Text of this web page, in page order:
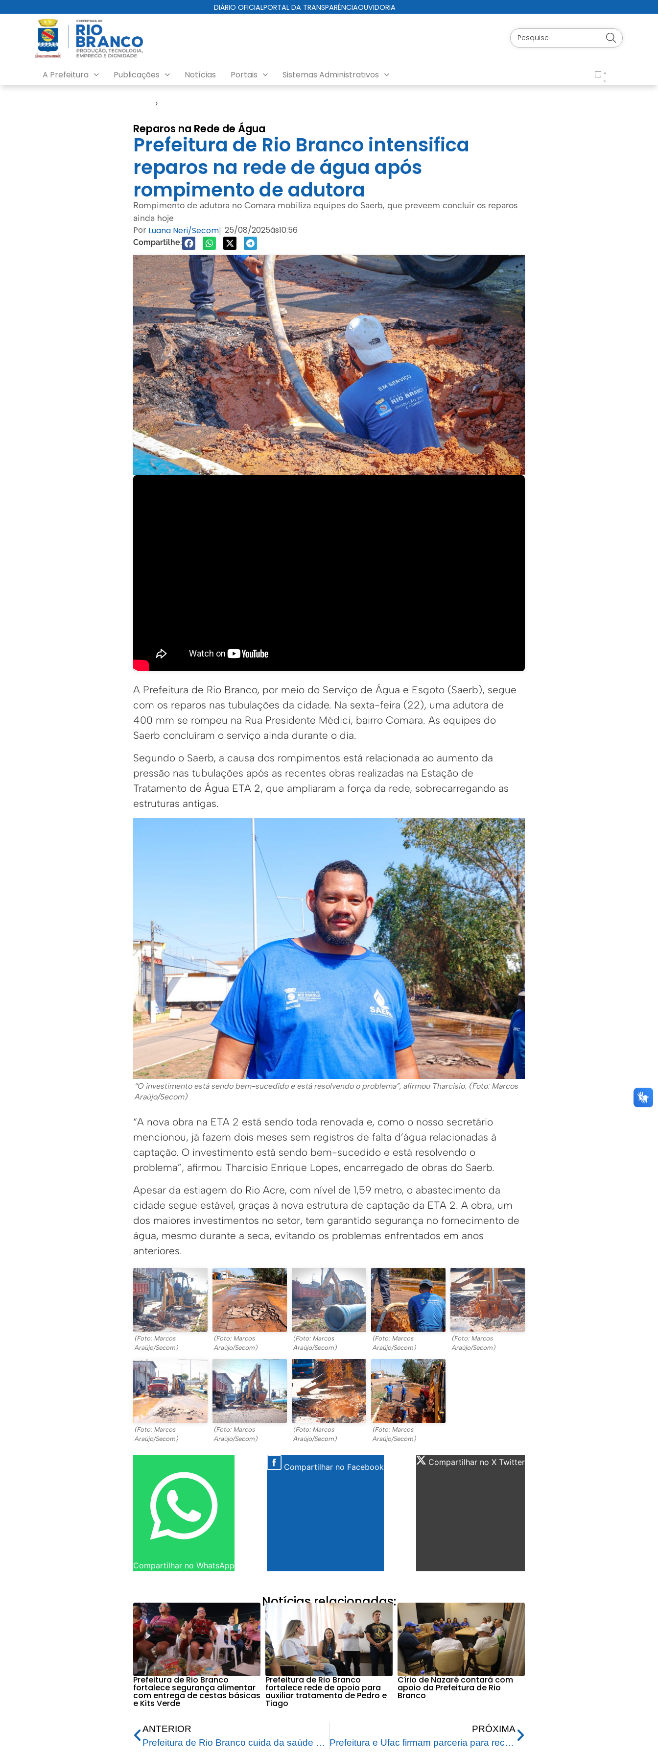
DIÁRIO OFICIALPORTAL DA TRANSPARÊNCIAOUVIDORIA
A Prefeitura Publicações Notícias Portais Sistemas Administrativos
›
Reparos na Rede de Água
Prefeitura de Rio Branco intensifica
reparos na rede de água após
rompimento de adutora
Rompimento de adutora no Comara mobiliza equipes do Saerb, que preveem concluir os reparos
ainda hoje
Por Luana Neri/Secom| 25/08/2025às10:56
Compartilhe:
A Prefeitura de Rio Branco, por meio do Serviço de Água e Esgoto (Saerb), segue
com os reparos nas tubulações da cidade. Na sexta-feira (22), uma adutora de
400 mm se rompeu na Rua Presidente Médici, bairro Comara. As equipes do
Saerb concluíram o serviço ainda durante o dia.
Segundo o Saerb, a causa dos rompimentos está relacionada ao aumento da
pressão nas tubulações após as recentes obras realizadas na Estação de
Tratamento de Água ETA 2, que ampliaram a força da rede, sobrecarregando as
estruturas antigas.
“O investimento está sendo bem-sucedido e está resolvendo o problema”, afirmou Tharcisio. (Foto: Marcos
Araújo/Secom)
“A nova obra na ETA 2 está sendo toda renovada e, como o nosso secretário
mencionou, já fazem dois meses sem registros de falta d’água relacionadas à
captação. O investimento está sendo bem-sucedido e está resolvendo o
problema”, afirmou Tharcisio Enrique Lopes, encarregado de obras do Saerb.
Apesar da estiagem do Rio Acre, com nível de 1,59 metro, o abastecimento da
cidade segue estável, graças à nova estrutura de captação da ETA 2. A obra, um
dos maiores investimentos no setor, tem garantido segurança no fornecimento de
água, mesmo durante a seca, evitando os problemas enfrentados em anos
anteriores.
(Foto: Marcos
Araújo/Secom)
(Foto: Marcos
Araújo/Secom)
(Foto: Marcos
Araújo/Secom)
(Foto: Marcos
Araújo/Secom)
(Foto: Marcos
Araújo/Secom)
(Foto: Marcos
Araújo/Secom)
(Foto: Marcos
Araújo/Secom)
(Foto: Marcos
Araújo/Secom)
(Foto: Marcos
Araújo/Secom)
Compartilhar no WhatsApp
Compartilhar no Facebook Compartilhar no X Twitter
Notícias relacionadas:
Prefeitura de Rio Branco
fortalece segurança alimentar
com entrega de cestas básicas
e Kits Verde
Prefeitura de Rio Branco
fortalece rede de apoio para
auxiliar tratamento de Pedro e
Tiago
Círio de Nazaré contará com
apoio da Prefeitura de Rio
Branco
ANTERIOR
Prefeitura de Rio Branco cuida da saúde dos animais com vacinação antirrábica, promovendo amor e proteção à vida
PRÓXIMA
Prefeitura e Ufac firmam parceria para recintos de primatas e educação ambiental no Parque Ambiental Chico Mendes